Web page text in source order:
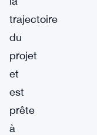
trajectoire
du
projet
et
est
prête
à